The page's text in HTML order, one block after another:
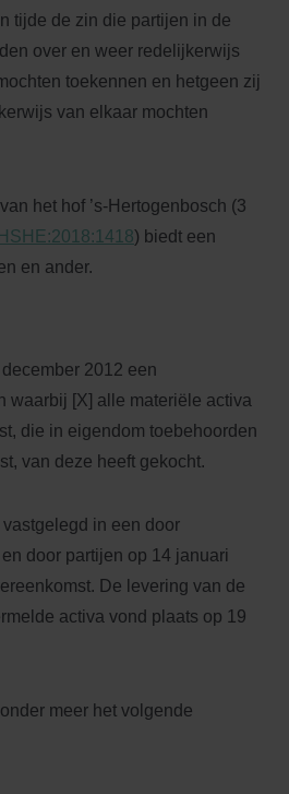
tijde de zin die partijen in de
over en weer redelijkerwijs
toekennen en hetgeen zij
van elkaar mochten
het hof ’s-Hertogenbosch (3
) biedt een
en ander.
2012 een
waarbij [X] alle materiële activa
die in eigendom toebehoorden
van deze heeft gekocht.
in een door
door partijen op 14 januari
De levering van de
activa vond plaats op 19
meer het volgende